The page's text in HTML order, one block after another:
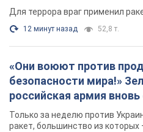
Для террора враг применил
12 минут назад 52,8 т.
«Они воюют против
безопасности мира!»
российская армия
Одессе
Только за неделю против
ракет, большинство из которых